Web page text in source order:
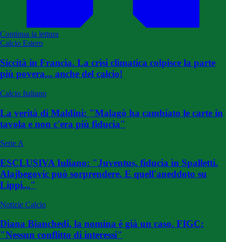
Continua la lettura
Calcio Estero
Siccità in Francia. La crisi climatica colpisce la parte
più povera... anche del calcio!
Calcio Italiano
La verità di Maldini: "Malagò ha cambiato le carte in
tavola e non c'era più fiducia"
Serie A
ESCLUSIVA Iuliano: "Juventus, fiducia in Spalletti.
Alajbegovic può sorprendere. E quell'aneddoto su
Lippi..."
Notizie Calcio
Diana Bianchedi, la nomina è già un caso. FIGC:
"Nessun conflitto di interessi"